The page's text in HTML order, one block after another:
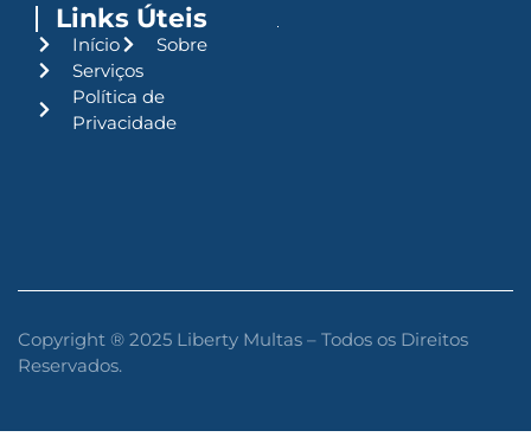
Links Úteis
Início
Sobre
Serviços
Política de
Privacidade
Copyright ® 2025 Liberty Multas – Todos os Direitos
Reservados.